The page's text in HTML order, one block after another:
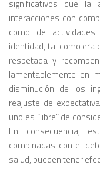
significativos que la
interacciones con
como de
identidad, tal como era
respetada y
lamentablemente en
disminución de los
reajuste de
uno es “libre” de
En consecuencia,
combinadas con el
salud, pueden tener